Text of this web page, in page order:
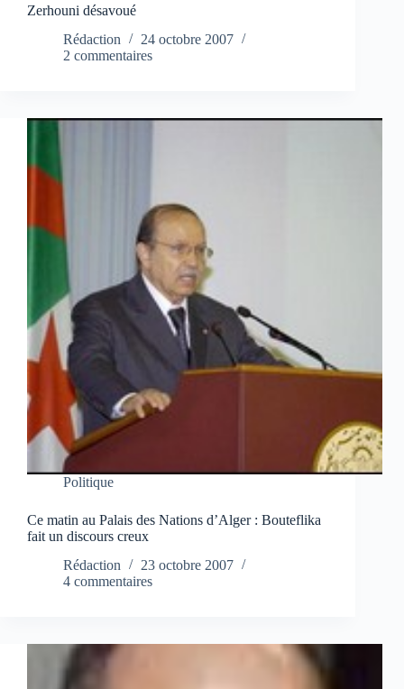
Zerhouni désavoué
Rédaction
24 octobre 2007
2 commentaires
Politique
Ce matin au Palais des Nations d’Alger : Bouteflika
fait un discours creux
Rédaction
23 octobre 2007
4 commentaires